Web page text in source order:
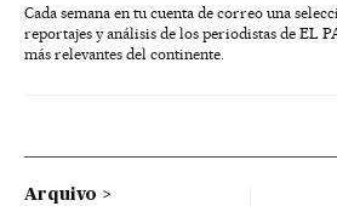
Cada semana en tu cuenta de correo una
reportajes y análisis de los periodistas de EL
más relevantes del continente.
Arquivo